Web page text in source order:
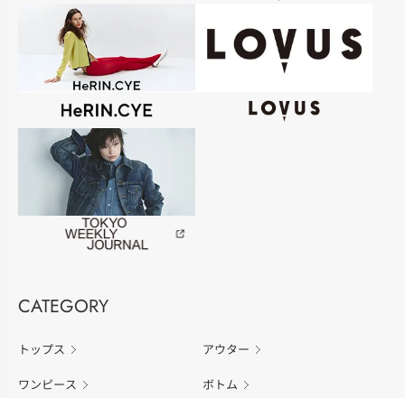
CATEGORY
トップス アウター
ワンピース ボトム